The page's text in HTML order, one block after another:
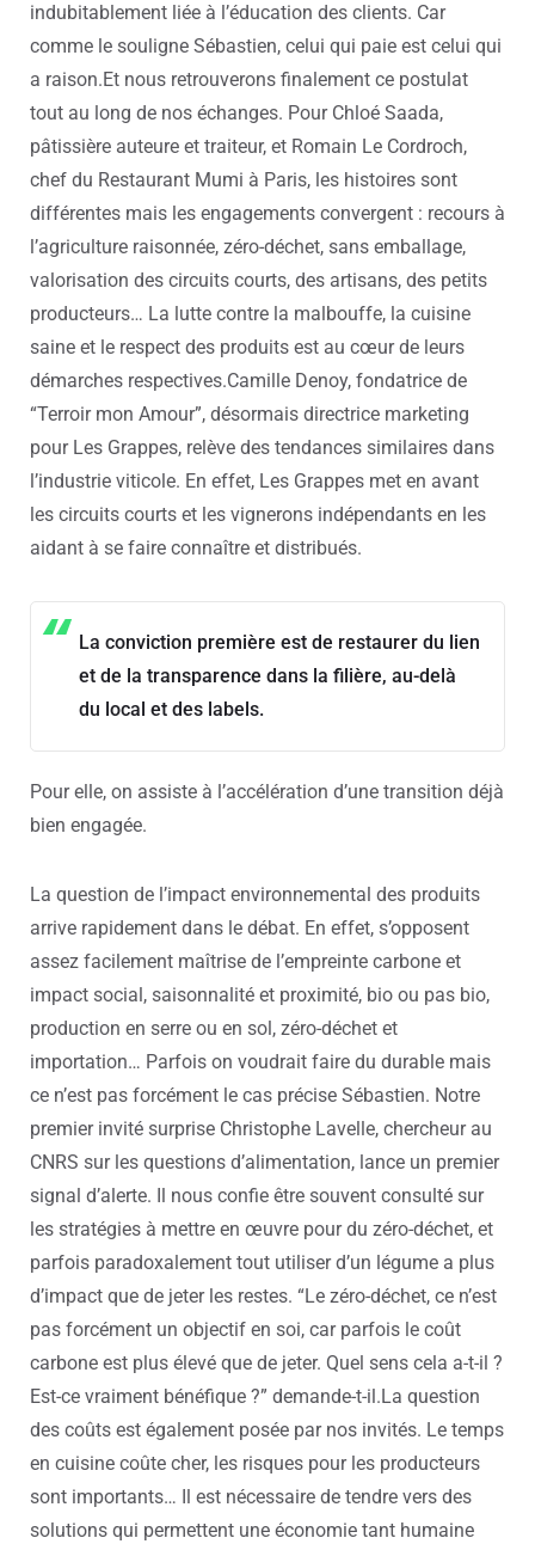
indubitablement liée à l’éducation des clients. Car
comme le souligne Sébastien, celui qui paie est celui qui
a raison.Et nous retrouverons finalement ce postulat
tout au long de nos échanges. Pour Chloé Saada,
pâtissière auteure et traiteur, et Romain Le Cordroch,
chef du Restaurant Mumi à Paris, les histoires sont
différentes mais les engagements convergent : recours à
l’agriculture raisonnée, zéro-déchet, sans emballage,
valorisation des circuits courts, des artisans, des petits
producteurs… La lutte contre la malbouffe, la cuisine
saine et le respect des produits est au cœur de leurs
démarches respectives.Camille Denoy, fondatrice de
“Terroir mon Amour”, désormais directrice marketing
pour Les Grappes, relève des tendances similaires dans
l’industrie viticole. En effet, Les Grappes met en avant
les circuits courts et les vignerons indépendants en les
aidant à se faire connaître et distribués.
La conviction première est de restaurer du lien
et de la transparence dans la filière, au-delà
du local et des labels.
Pour elle, on assiste à l’accélération d’une transition déjà
bien engagée.
La question de l’impact environnemental des produits
arrive rapidement dans le débat. En effet, s’opposent
assez facilement maîtrise de l’empreinte carbone et
impact social, saisonnalité et proximité, bio ou pas bio,
production en serre ou en sol, zéro-déchet et
importation… Parfois on voudrait faire du durable mais
ce n’est pas forcément le cas précise Sébastien. Notre
premier invité surprise Christophe Lavelle, chercheur au
CNRS sur les questions d’alimentation, lance un premier
signal d’alerte. Il nous confie être souvent consulté sur
les stratégies à mettre en œuvre pour du zéro-déchet, et
parfois paradoxalement tout utiliser d’un légume a plus
d’impact que de jeter les restes. “Le zéro-déchet, ce n’est
pas forcément un objectif en soi, car parfois le coût
carbone est plus élevé que de jeter. Quel sens cela a-t-il ?
Est-ce vraiment bénéfique ?” demande-t-il.La question
des coûts est également posée par nos invités. Le temps
en cuisine coûte cher, les risques pour les producteurs
sont importants… Il est nécessaire de tendre vers des
solutions qui permettent une économie tant humaine